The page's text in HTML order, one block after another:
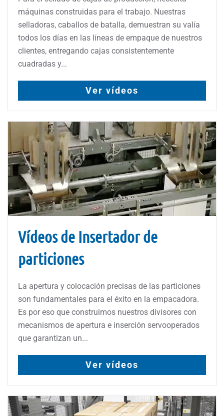
máquinas construidas para el trabajo. Nuestras
selladoras, caballos de batalla, demuestran su valía
todos los días en las líneas de empaque de nuestros
clientes, entregando cajas consistentemente
cuadradas y...
Ver vídeos
Vídeos de Insertador de
particiones
La apertura y colocación precisas de las particiones
son fundamentales para el éxito en la empacadora.
Es por eso que construimos nuestros divisores con
mecanismos de apertura e inserción servooperados
que garantizan un...
Ver vídeos